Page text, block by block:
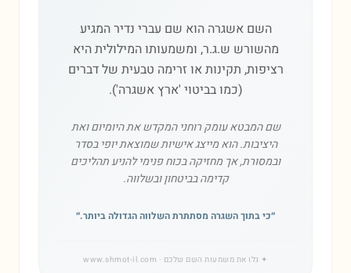
השם אשגרה הוא שם עברי נדיר המגיע
מהשורש ש.ג.ר, ומשמעותו המילולית היא
רציפות, תקינות או זרימה טבעית של דברים
(כמו בביטוי 'ארץ אשגרה').
שם המבטא עומק רוחני המקדש את היומיום ואת
היציבות. הוא מייצג אישיות שמוצאת יופי בסדר
ובמסורת, אך מחזיקה בכוח פנימי להניע תהליכים
קדימה בביטחון ובשלווה.
״כי בתוך השגרה מסתתרת השלווה הגדולה ביותר.״
✦ גלו את משמעות השם שלכם · www.shmot-il.com